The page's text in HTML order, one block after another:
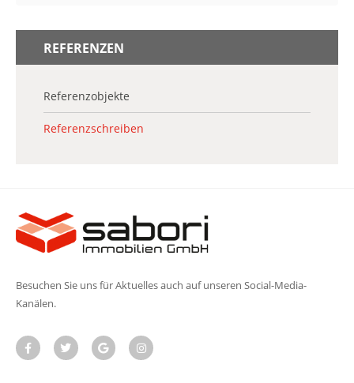
REFERENZEN
Referenzobjekte
Referenzschreiben
Besuchen Sie uns für Aktuelles auch auf unseren Social-Media-
Kanälen.